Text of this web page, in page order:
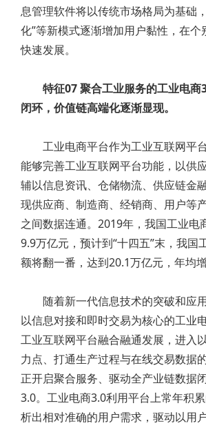
息管理软件将以传统市场格局为基础
化”等新模式逐渐增加用户黏性，在
快速发展。
特征07 聚合工业服务的工业电商
闭环，价值链高端化逐渐显现。
工业电商平台作为工业互联网平
能够完善工业互联网平台功能，以供
辅以信息资讯、仓储物流、供应链金
现供应商、制造商、经销商、用户等
之间数据连通。2019年，我国工业电
9.9万亿元，预计到“十四五”末，我国
额将翻一番，达到20.1万亿元，年均增
随着新一代信息技术的突破和应
以信息对接和即时交易为核心的工业
工业互联网平台融合融通发展，进入
力点、打通生产过程与在线交易数据
正开启聚合服务、驱动全产业链数据
3.0。工业电商3.0利用平台上常年积
析出相对准确的用户需求，驱动以用